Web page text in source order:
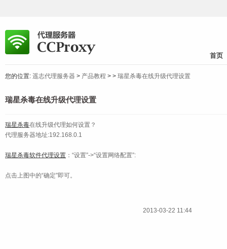
首页
您的位置: 遥志代理服务器 > 产品教程 > > 瑞星杀毒在线升级代理设置
瑞星杀毒在线升级代理设置
瑞星杀毒在线升级代理如何设置？
代理服务器地址:192.168.0.1
瑞星杀毒软件代理设置 ：“设置”->“设置网络配置”:
点击上图中的“确定”即可。
2013-03-22 11:44